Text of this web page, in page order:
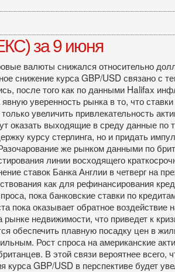
за 9 июня
валюты снижался относительно
снижение курса GBP/USD связано с
после того как по данными Halifax
уверенность рынка в то, что
увеличить привлекательность
оказать выходящие в среду данные
курсу стерлинга, но и придать
же рынком данными по
линии восходящего
ставок Банка Англии в четверг на
как для рефинансирования
пока банковские ставки по
пока оказывает обратное
недвижимости, что приведет к
обеспечить плавную посадку цен в
Рост спроса на американские
В этой связи вероятнее
GBP/USD в перспективе будет